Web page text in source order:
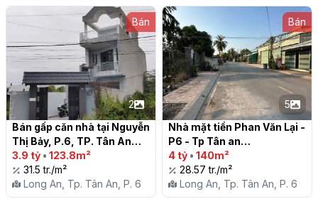
Bán
2
Bán gấp căn nhà tại Nguyễn
Thị Bảy, P.6, TP. Tân An
3.9 tỷ • 123.8m²
31.5 tr./m²
Long An, Tp. Tân An, P. 6
Bán
5
Nhà mặt tiền Phan Văn Lại -
P6 - Tp Tân an
4 tỷ • 140m²
28.57 tr./m²
Long An, Tp. Tân An, P. 6